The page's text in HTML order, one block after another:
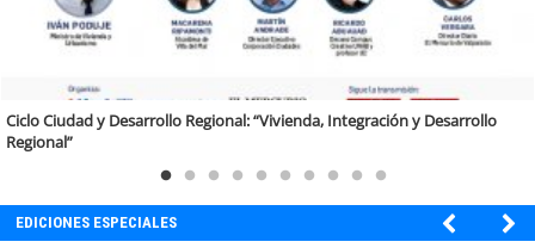
Ciclo Ciudad y Desarrollo Regional: “Vivienda, Integración y Desarrollo
Regional”
EDICIONES ESPECIALES